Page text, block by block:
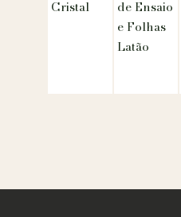
Cristal
de Ensaio
e Folhas
Latão